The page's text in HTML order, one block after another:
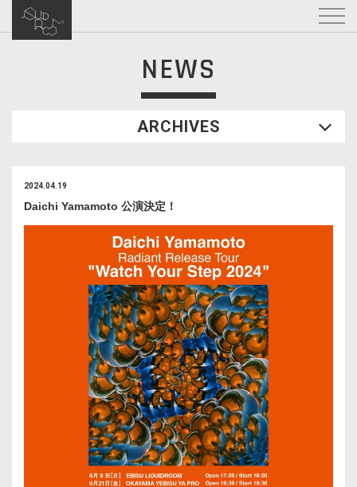
NEWS
ARCHIVES
2024.04.19
Daichi Yamamoto 公演決定！